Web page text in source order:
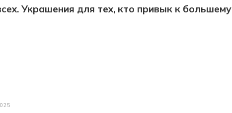
Украшения для тех, кто привык к большему